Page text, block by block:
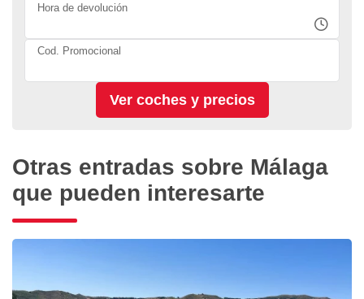
Hora de devolución
Cod. Promocional
Otras entradas sobre Málaga
que pueden interesarte